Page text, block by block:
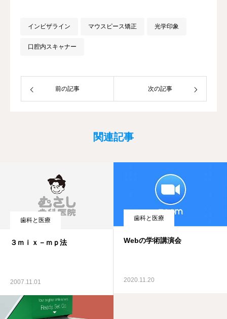
インビザライン マウスピース矯正 光学印象
口腔内スキャナー
前の記事 次の記事
関連記事
歯科と医療
３ｍｉｘ－ｍｐ法
2007.11.01
歯科と医療
Webの学術講演会
2020.11.20